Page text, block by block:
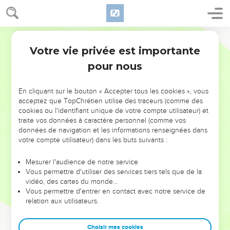
NE MANQUEZ PAS L’ÉVÉNEMENT
DE L’ANNÉE !
ET SI LEURS ERREURS POUVAIENT VOUS ÉVITER LES
VOTRES ?
leur foi ou leur vision. Mais on voit moins les doutes, les erreurs
et les saisons difficiles qu'ils ont traversés, alors même que ce
sont elles qui les ont façonnés.
Dans cette conférence, leaders, entrepreneurs, et responsables
clés pour avancer avec plus de sagesse afin que leurs erreurs
Votre vie privée est importante
pour nous
En cliquant sur le bouton « Accepter tous les cookies », vous
acceptez que TopChrétien utilise des traceurs (comme des
cookies ou l'identifiant unique de votre compte utilisateur) et
traite vos données à caractère personnel (comme vos
données de navigation et les informations renseignées dans
votre compte utilisateur) dans les buts suivants :
Mesurer l'audience de notre service
Vous permettre d'utiliser des services tiers tels que de la
vidéo, des cartes du monde…
Vous permettre d'entrer en contact avec notre service de
relation aux utilisateurs.
Choisir mes cookies